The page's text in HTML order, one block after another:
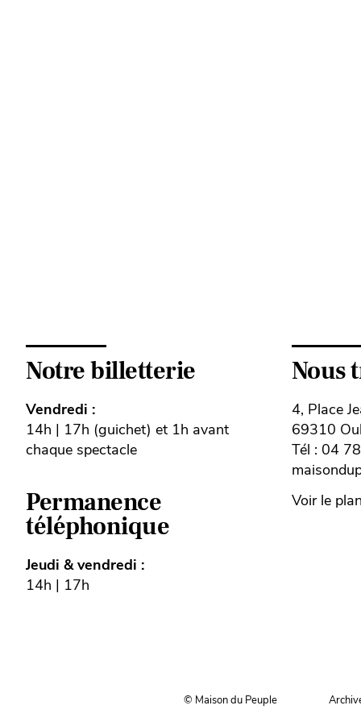
Notre billetterie
Vendredi :
14h | 17h (guichet) et 1h avant
chaque spectacle
Permanence
téléphonique
Jeudi & vendredi :
14h | 17h
Nous
4, Place
69310
Tél : 04
Voir le
© Maison du Peuple